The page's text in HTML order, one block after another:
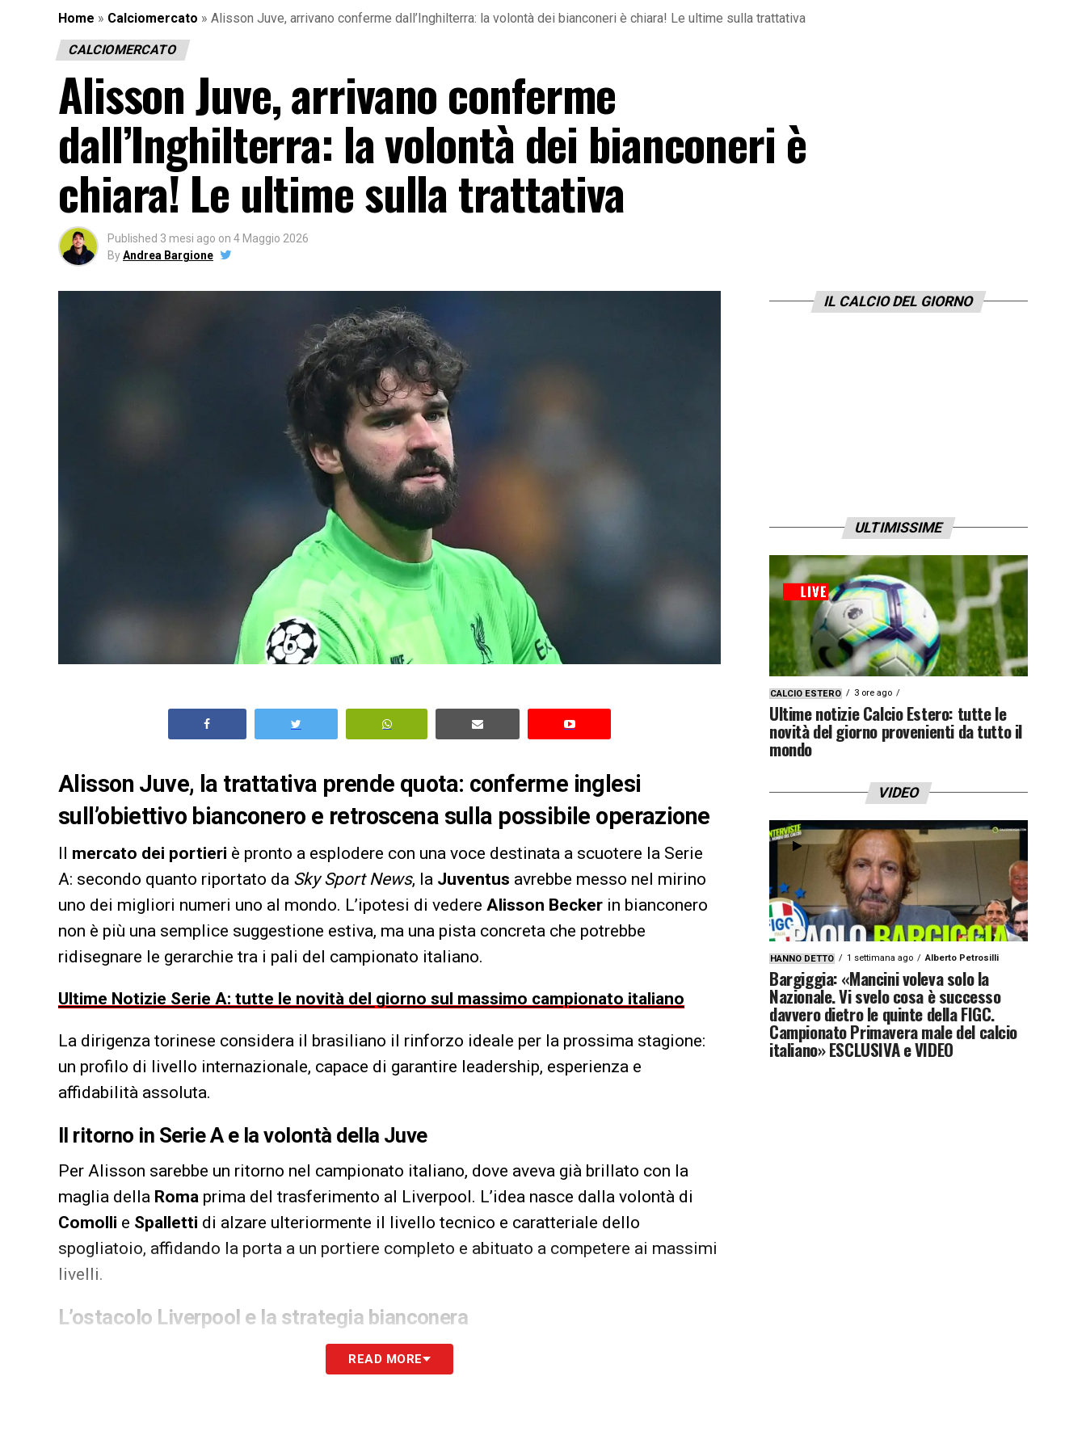
Home » Calciomercato » Alisson Juve, arrivano conferme dall’Inghilterra: la volontà dei bianconeri è chiara! Le ultime sulla trattativa
CALCIOMERCATO
Alisson Juve, arrivano conferme
dall’Inghilterra: la volontà dei bianconeri è
chiara! Le ultime sulla trattativa
Published 3 mesi ago on 4 Maggio 2026
ByAndrea Bargione
Alisson Juve, la trattativa prende quota: conferme inglesi
sull’obiettivo bianconero e retroscena sulla possibile operazione
mercato dei portieri è pronto a esplodere con una voce destinata a scuotere la Serie
A: secondo quanto riportato da Sky Sport News, la Juventus avrebbe messo nel mirino
uno dei migliori numeri uno al mondo. L’ipotesi di vedere Alisson Becker in bianconero
non è più una semplice suggestione estiva, ma una pista concreta che potrebbe
ridisegnare le gerarchie tra i pali del campionato italiano.
Ultime Notizie Serie A: tutte le novità del giorno sul massimo campionato italiano
La dirigenza torinese considera il brasiliano il rinforzo ideale per la prossima stagione:
un profilo di livello internazionale, capace di garantire leadership, esperienza e
affidabilità assoluta.
Il ritorno in Serie A e la volontà della Juve
Per Alisson sarebbe un ritorno nel campionato italiano, dove aveva già brillato con la
maglia della Roma prima del trasferimento al Liverpool. L’idea nasce dalla volontà di
Comolli e Spalletti di alzare ulteriormente il livello tecnico e caratteriale dello
spogliatoio, affidando la porta a un portiere completo e abituato a competere ai massimi
livelli.
L’ostacolo Liverpool e la strategia bianconera
non sarà semplice. Il club inglese lo considera un pilastro, ma
le dinamiche del mercato internazionale potrebbero aprire spiragli inattesi. Per la
READ MORE
IL CALCIO DEL GIORNO
ULTIMISSIME
CALCIO ESTERO 3 ore ago
Ultime notizie Calcio Estero: tutte le
novità del giorno provenienti da tutto il
mondo
VIDEO
HANNO DETTO 1 settimana ago Alberto Petrosilli
Bargiggia: «Mancini voleva solo la
Nazionale. Vi svelo cosa è successo
davvero dietro le quinte della FIGC.
Campionato Primavera male del calcio
italiano» ESCLUSIVA e VIDEO